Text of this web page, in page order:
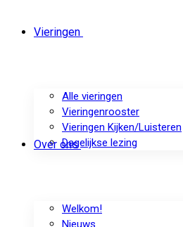
Vieringen
Alle vieringen
Vieringenrooster
Vieringen Kijken/Luisteren
Dagelijkse lezing
Over ons
Welkom!
Nieuws